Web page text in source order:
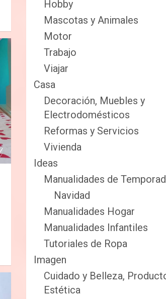
Hobby
Mascotas y Animales
Motor
Trabajo
Viajar
Casa
Decoración, Muebles y
Electrodomésticos
Reformas y Servicios
Vivienda
Ideas
Manualidades de
Navidad
Manualidades Hogar
Manualidades Infantiles
Tutoriales de Ropa
Imagen
Cuidado y Belleza,
Estética